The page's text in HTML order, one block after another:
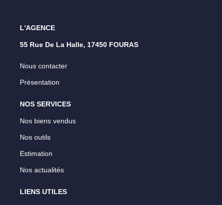
L'AGENCE
55 Rue De La Halle, 17450 FOURAS
Nous contacter
Présentation
NOS SERVICES
Nos biens vendus
Nos outils
Estimation
Nos actualités
LIENS UTILES